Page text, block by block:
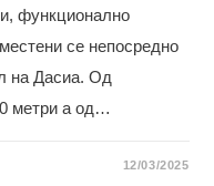
функционално
се непосредно
на Дасиа. Од
метри а од…
12/03/2025